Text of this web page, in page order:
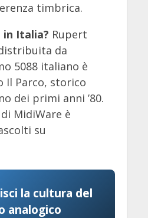
timbrica.
in Italia? Rupert
da
5088 italiano è
Il Parco, storico
dei primi anni ’80.
MidiWare è
su
la cultura del
analogico